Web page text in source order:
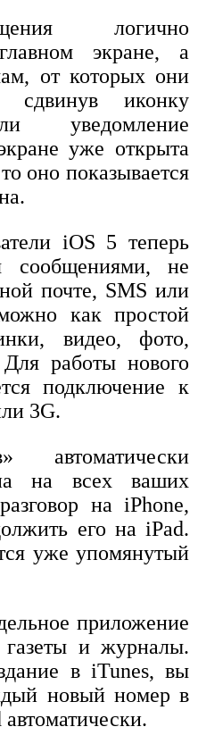
логично
экране, а
от которых они
сдвинув иконку
уведомление
уже открыта
оно показывается
iOS 5 теперь
сообщениями, не
почте, SMS или
как простой
видео, фото,
работы нового
подключение к
3G.
автоматически
на всех ваших
на iPhone,
его на iPad.
уже упомянутый
приложение
газеты и журналы.
в iTunes, вы
новый номер в